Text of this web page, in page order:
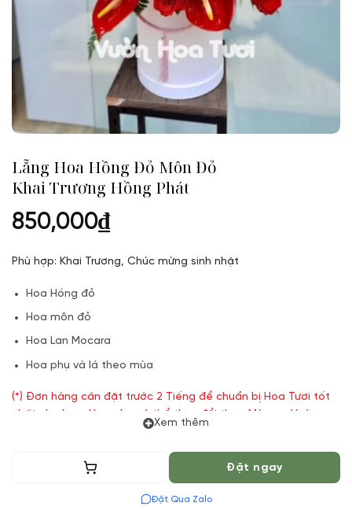
Lẵng Hoa Hồng Đỏ Môn Đỏ
Khai Trương Hồng Phát
850,000₫
Phù hợp: Khai Trương, Chúc mừng sinh nhật
Hoa Hồng đỏ
Hoa môn đỏ
Hoa Lan Mocara
Hoa phụ và lá theo mùa
(*) Đơn hàng cần đặt trước 2 Tiếng để chuẩn bị Hoa Tươi tốt
nhất cho bạn, Hoa phụ có thể thay đổi theo Mùa vụ. Vườn
Hoa Tươi đảm bảo phong cách cắm, tone màu sắc. Nếu có
xác nhận trước khi cắm.
Xem thêm
Thêm vào giỏ Đặt ngay
Đặt Qua Zalo